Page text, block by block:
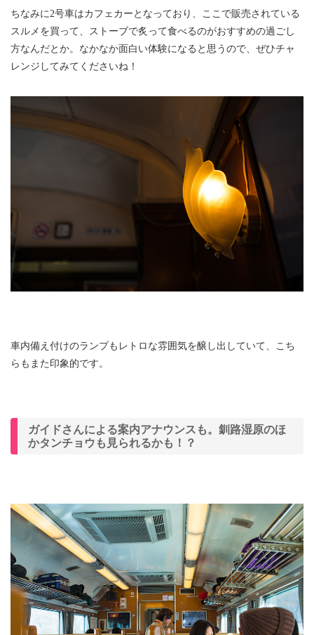
ちなみに2号車はカフェカーとなっており、ここで販売されている
スルメを買って、ストーブで炙って食べるのがおすすめの過ごし
方なんだとか。なかなか面白い体験になると思うので、ぜひチャ
レンジしてみてくださいね！
車内備え付けのランプもレトロな雰囲気を醸し出していて、こち
らもまた印象的です。
ガイドさんによる案内アナウンスも。釧路湿原のほ
かタンチョウも見られるかも！？